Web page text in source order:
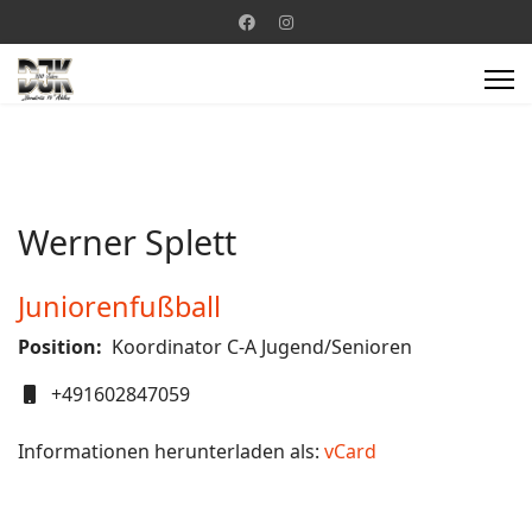
Werner Splett
Juniorenfußball
Position: Koordinator C-A Jugend/Senioren
Mobil
+491602847059
Informationen herunterladen als: vCard